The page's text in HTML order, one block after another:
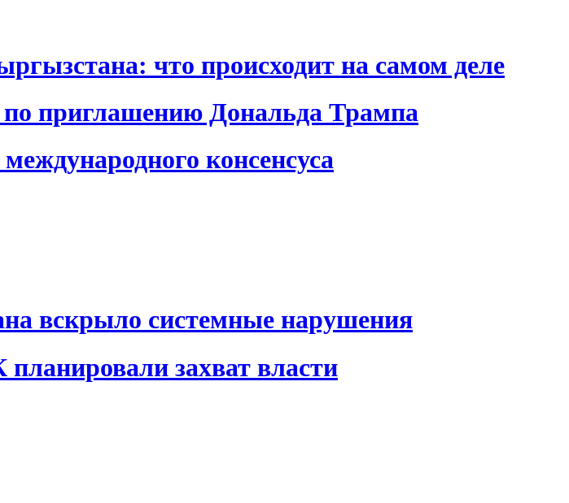
что происходит на самом деле
приглашению Дональда Трампа
консенсуса
вскрыло системные нарушения
захват власти